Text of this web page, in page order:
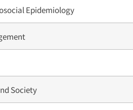
Epidemiology
Society